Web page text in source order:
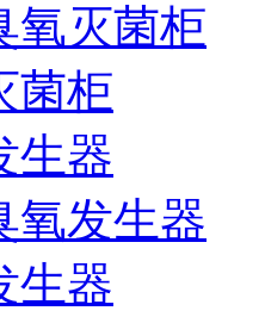
氧灭菌柜
菌柜
生器
氧发生器
生器